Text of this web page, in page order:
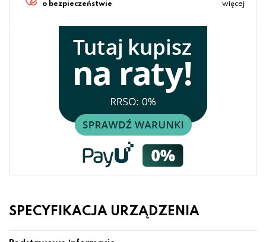
o bezpieczeństwie
więcej
SPECYFIKACJA URZĄDZENIA